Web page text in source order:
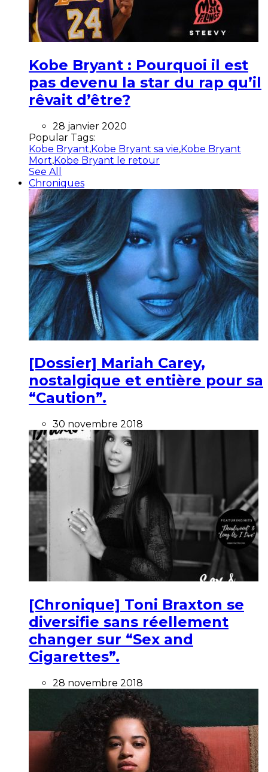
Kobe Bryant : Pourquoi il est
pas devenu la star du rap qu’il
rêvait d’être?
28 janvier 2020
Popular Tags:
Kobe Bryant,Kobe Bryant sa vie,Kobe Bryant
Mort,Kobe Bryant le retour
See All
Chroniques
[Dossier] Mariah Carey,
nostalgique et entière pour sa
“Caution”.
30 novembre 2018
[Chronique] Toni Braxton se
diversifie sans réellement
changer sur “Sex and
Cigarettes”.
28 novembre 2018